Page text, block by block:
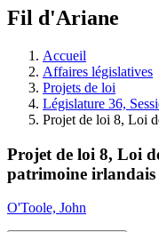
à
législative.
Fil d'Ariane
Accueil
Affaires législatives
Projets de loi
Législature 36,
Projet de loi 8, Loi
Projet de loi 8, Loi
patrimoine irlandais
O'Toole, John